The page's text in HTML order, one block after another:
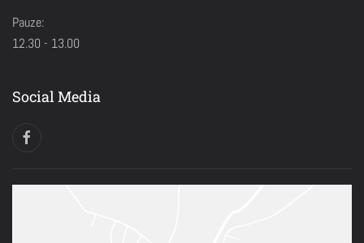
Pauze:
12.30 - 13.00
Social Media